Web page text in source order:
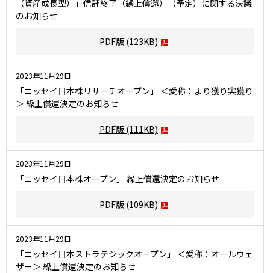
（資産成長型）」信託終了（繰上償還）（予定）に関する決議
のお知らせ
PDF版 (123KB)
2023年11月29日
「ニッセイ日本株リサーチオープン」 ＜愛称：より獲り実獲り
＞ 繰上償還決定のお知らせ
PDF版 (111KB)
2023年11月29日
「ニッセイ日本株オープン」 繰上償還決定のお知らせ
PDF版 (109KB)
2023年11月29日
「ニッセイ日本ストラテジックオープン」 ＜愛称：オールウェ
ザー＞ 繰上償還決定のお知らせ